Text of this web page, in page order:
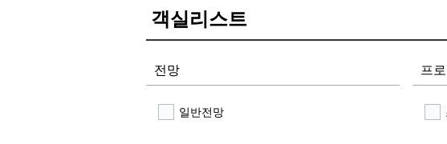
객실리스트
전망
일반전망
프